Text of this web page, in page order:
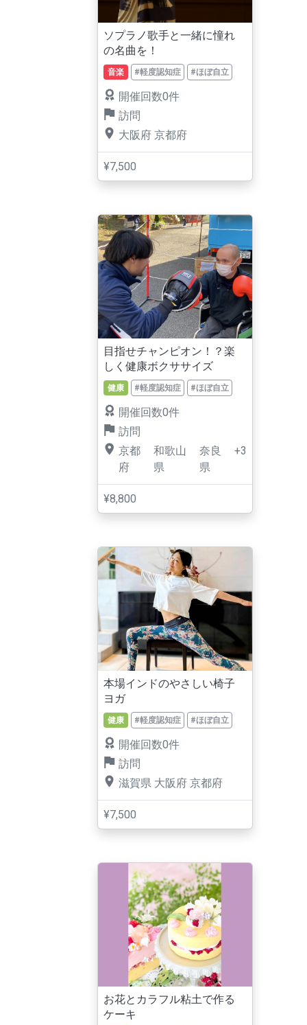
ソプラノ歌手と一緒に憧れ
の名曲を！
音楽 #軽度認知症 #ほぼ自立
開催回数0件
訪問
大阪府 京都府
¥7,500
目指せチャンピオン！？楽
しく健康ボクササイズ
健康 #軽度認知症 #ほぼ自立
開催回数0件
訪問
京都
府
和歌山
県
奈良
県
+3
¥8,800
本場インドのやさしい椅子
ヨガ
健康 #軽度認知症 #ほぼ自立
開催回数0件
訪問
滋賀県 大阪府 京都府
¥7,500
お花とカラフル粘土で作る
ケーキ